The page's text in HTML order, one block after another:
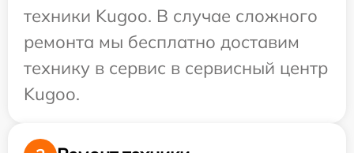
техники Kugoo. В случае сложного
ремонта мы бесплатно доставим
технику в сервис в сервисный центр
Kugoo.